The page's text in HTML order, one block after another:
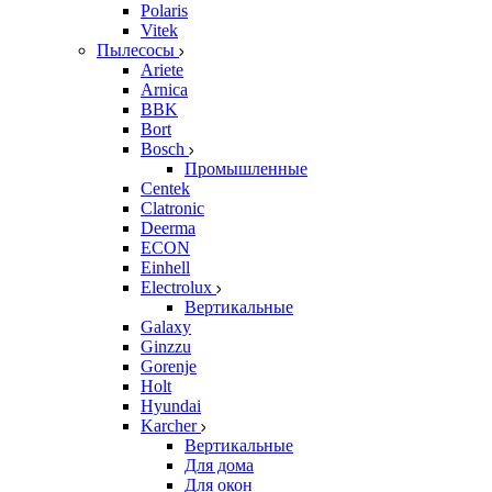
Polaris
Vitek
Пылесосы
Ariete
Arnica
BBK
Bort
Bosch
Промышленные
Centek
Clatronic
Deerma
ECON
Einhell
Electrolux
Вертикальные
Galaxy
Ginzzu
Gorenje
Holt
Hyundai
Karcher
Вертикальные
Для дома
Для окон